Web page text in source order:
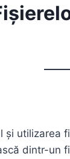
și utilizarea
dintr-un